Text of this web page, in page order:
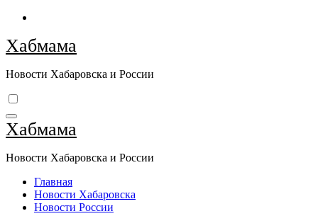
Перейти
содержимому
Хабмама
Новости Хабаровска и России
Хабмама
Новости Хабаровска и России
Главная
Новости Хабаровска
Новости России